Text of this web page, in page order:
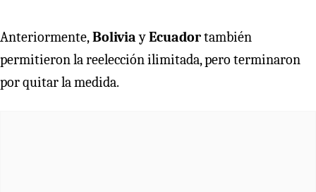
Anteriormente,BoliviayEcuadortambién
permitieron la reelección ilimitada, pero terminaron
por quitar la medida.